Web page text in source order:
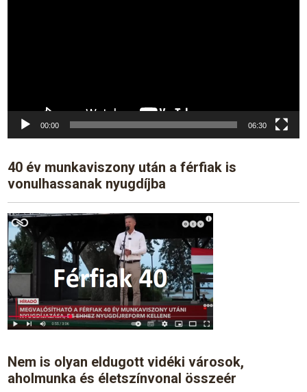
00:00 06:30
40 év munkaviszony után a férfiak is
vonulhassanak nyugdíjba
Nem is olyan eldugott vidéki városok,
aholmunka és életszínvonal összeér